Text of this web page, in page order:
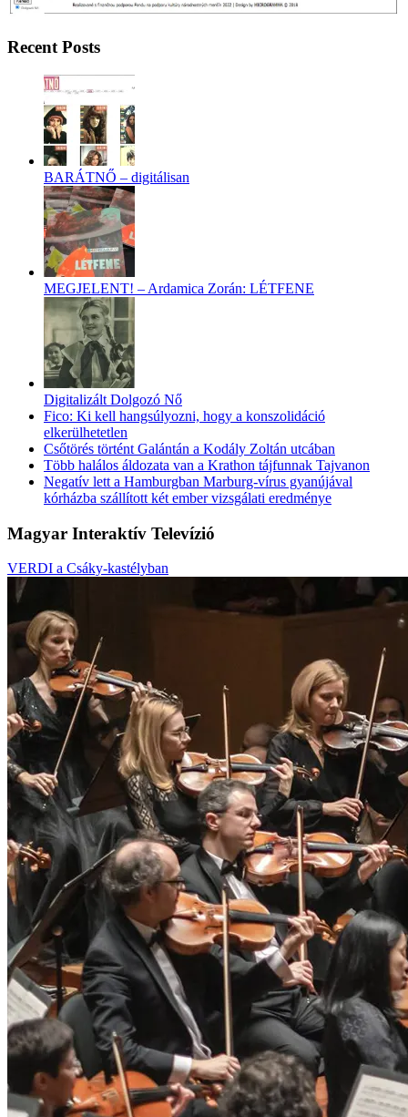
Recent Posts
BARÁTNŐ – digitálisan
MEGJELENT! – Ardamica Zorán: LÉTFENE
Digitalizált Dolgozó Nő
Fico: Ki kell hangsúlyozni, hogy a konszolidáció
elkerülhetetlen
Csőtörés történt Galántán a Kodály Zoltán utcában
Több halálos áldozata van a Krathon tájfunnak Tajvanon
Negatív lett a Hamburgban Marburg-vírus gyanújával
kórházba szállított két ember vizsgálati eredménye
Magyar Interaktív Televízió
VERDI a Csáky-kastélyban